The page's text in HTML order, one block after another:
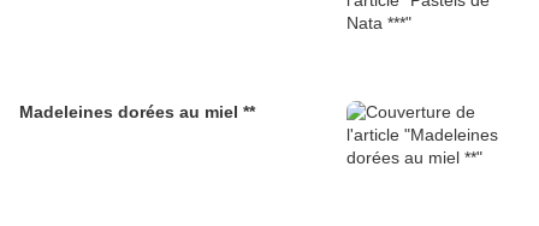
Madeleines dorées au miel **